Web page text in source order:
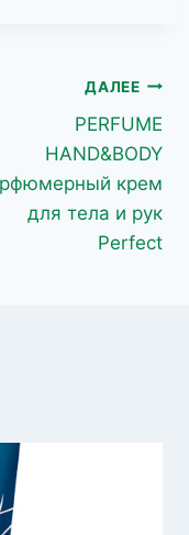
ДАЛЕЕ
PERFUME
HAND&BODY
крем
для тела и рук
Perfect